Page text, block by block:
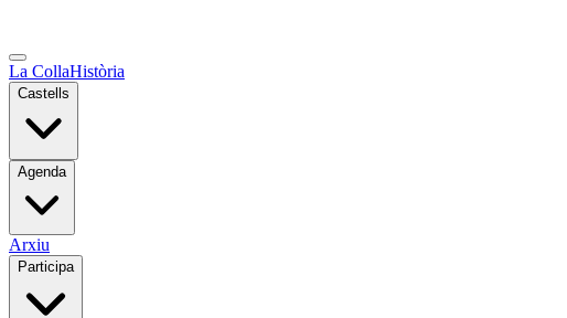
La CollaHistòria
Castells
Agenda
Arxiu
Participa